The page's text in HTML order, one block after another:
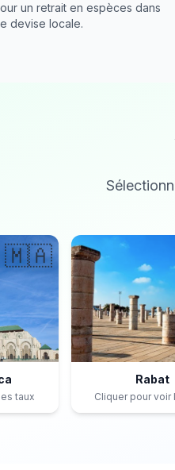
un retrait en espèces dans
devise locale.
🇲🇦
taux
Rabat
Cliquer pour voir